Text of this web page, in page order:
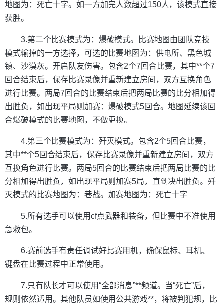
地图为：死亡十字。如一方加完人数超过150人，该模式直接
获胜。
3.第二个比赛模式为：爆破模式。比赛地图由团队竞技
模式输掉的一方选择，可选的比赛地图为：供电所、黑色城
镇、沙漠灰。开启队友伤害。包含2个7回合比赛，其中**个7
回合结束后，保存比赛录像并重新建立房间，双方互换角色
进行比赛。两局7回合的比赛结束后把两局比赛的比分相加得
出胜负，如出现平局则加赛：爆破模式5回合。地图延续该回
合爆破模式的比赛地图，不做更换。
4.第三个比赛模式为：歼灭模式。包含2个5回合比赛，
其中**个5回合结束后，保存比赛录像并重新建立房间，双方
互换角色进行比赛。两局5回合的比赛结束后把两局比赛的比
分相加得出胜负，如出现平局则加赛5局，直到决出胜负。歼
灭模式的比赛地图为：巷战。加赛地图为：死亡十字
5.所有选手可以使用cf点武器和装备，但比赛中不准使用
急救包。
6.赛前选手有责任调试好比赛用机，确保鼠标、耳机、
键盘在比赛过程中正常使用。
7.只有队长才可以使用“全部消息”**频道。当“死亡”后，
规则依然适用。其他队员如使用公共游戏**，将被判犯规，比